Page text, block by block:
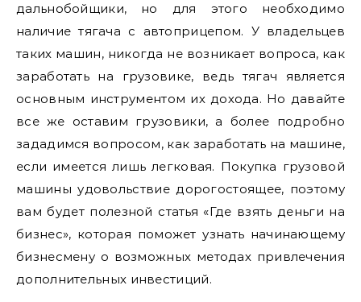
дальнобойщики, но для этого необходимо
наличие тягача с автоприцепом. У владельцев
таких машин, никогда не возникает вопроса, как
заработать на грузовике, ведь тягач является
основным инструментом их дохода. Но давайте
все же оставим грузовики, а более подробно
зададимся вопросом, как заработать на машине,
если имеется лишь легковая. Покупка грузовой
машины удовольствие дорогостоящее, поэтому
вам будет полезной статья «Где взять деньги на
бизнес», которая поможет узнать начинающему
бизнесмену о возможных методах привлечения
дополнительных инвестиций.